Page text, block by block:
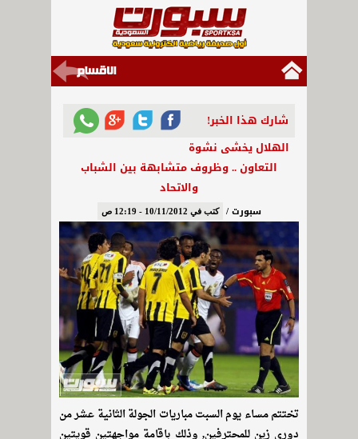
شارك هذا الخبر!
الهلال يخشى نشوة
التعاون .. وظروف متشابهة بين الشباب
والاتحاد
سبورت / كتب في 10/11/2012 - 12:19 ص
تختتم مساء يوم السبت مباريات الجولة الثانية عشر من
دوري زين للمحترفين, وذلك باقامة مواجهتين قويتين